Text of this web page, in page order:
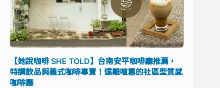
【她說咖啡 SHE TOLD】台南安平咖啡廳推薦，
特調飲品與義式咖啡專賣！遠離喧囂的社區型質感
咖啡廳